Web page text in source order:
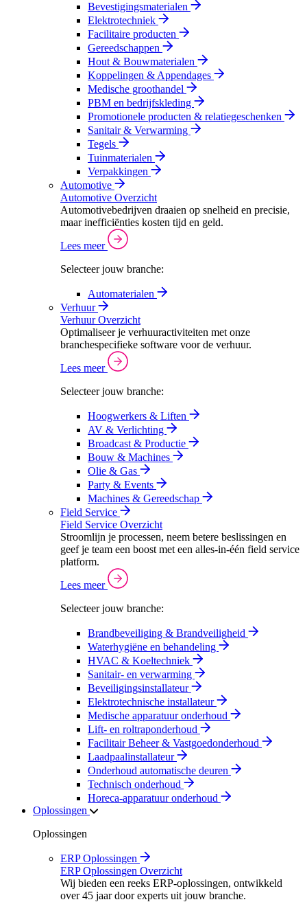
Bevestigingsmaterialen
Elektrotechniek
Facilitaire producten
Gereedschappen
Hout & Bouwmaterialen
Koppelingen & Appendages
Medische groothandel
PBM en bedrijfskleding
Promotionele producten & relatiegeschenken
Sanitair & Verwarming
Tegels
Tuinmaterialen
Verpakkingen
Automotive
Automotive Overzicht
Automotivebedrijven draaien op snelheid en precisie,
maar inefficiënties kosten tijd en geld.
Lees meer
Selecteer jouw branche:
Automaterialen
Verhuur
Verhuur Overzicht
Optimaliseer je verhuuractiviteiten met onze
branchespecifieke software voor de verhuur.
Lees meer
Selecteer jouw branche:
Hoogwerkers & Liften
AV & Verlichting
Broadcast & Productie
Bouw & Machines
Olie & Gas
Party & Events
Machines & Gereedschap
Field Service
Field Service Overzicht
Stroomlijn je processen, neem betere beslissingen en
geef je team een boost met een alles-in-één field service
platform.
Lees meer
Selecteer jouw branche:
Brandbeveiliging & Brandveiligheid
Waterhygiëne en behandeling
HVAC & Koeltechniek
Sanitair- en verwarming
Beveiligingsinstallateur
Elektrotechnische installateur
Medische apparatuur onderhoud
Lift- en roltraponderhoud
Facilitair Beheer & Vastgoedonderhoud
Laadpaalinstallateur
Onderhoud automatische deuren
Technisch onderhoud
Horeca-apparatuur onderhoud
Oplossingen
Oplossingen
ERP Oplossingen
ERP Oplossingen Overzicht
Wij bieden een reeks ERP-oplossingen, ontwikkeld
over 45 jaar door experts uit jouw branche.